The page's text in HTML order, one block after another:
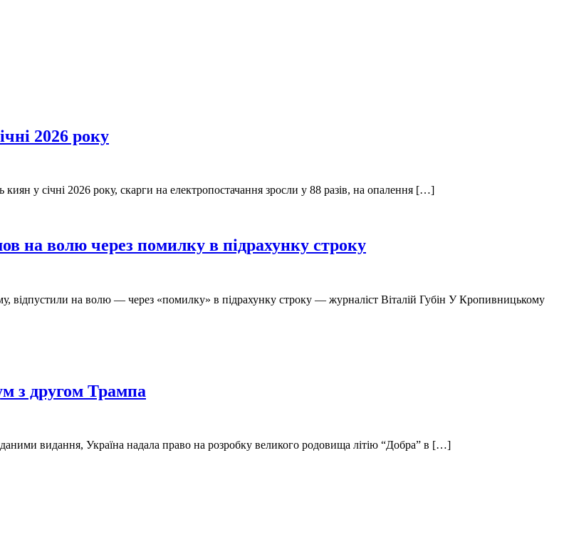
2026 року
киян у січні 2026 року, скарги на електропостачання зросли у 88 разів, на опалення […]
на волю через помилку в підрахунку строку
відпустили на волю — через «помилку» в підрахунку строку — журналіст Віталій Губін У Кропивницькому
з другом Трампа
видання, Україна надала право на розробку великого родовища літію “Добра” в […]